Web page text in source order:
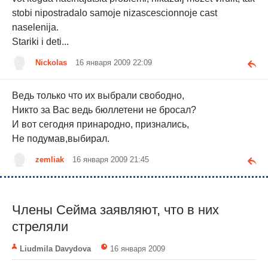
stobi nipostradalo samoje nizascescionnoje cast
naselenija.
Stariki i deti...
Nickolas 16 января 2009 22:09
Ведь только что их выбрали свободно,
Никто за Вас ведь бюллетени не бросал?
И вот сегодня принародно, признались,
Не подумав,выбирал.
zemliak 16 января 2009 21:45
Члены Сейма заявляют, что в них
стреляли
Liudmila Davydova 16 января 2009